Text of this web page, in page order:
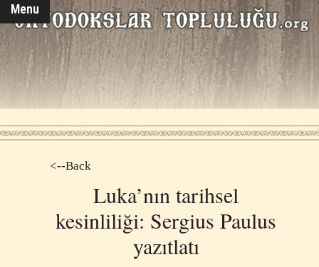
Menu
<--Back
Luka’nın tarihsel
kesinliliği: Sergius Paulus
yazıtlatı